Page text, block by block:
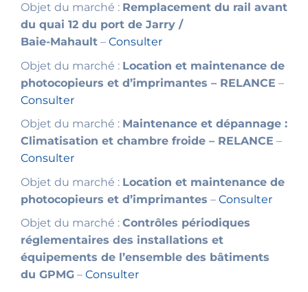
Objet du marché : Remplacement du rail avant
du quai 12 du port de Jarry /
Baie-Mahault – Consulter
Objet du marché : Location et maintenance de
photocopieurs et d’imprimantes – RELANCE –
Consulter
Objet du marché : Maintenance et dépannage :
Climatisation et chambre froide – RELANCE –
Consulter
Objet du marché : Location et maintenance de
photocopieurs et d’imprimantes – Consulter
Objet du marché : Contrôles périodiques
réglementaires des installations et
équipements de l’ensemble des bâtiments
du GPMG – Consulter